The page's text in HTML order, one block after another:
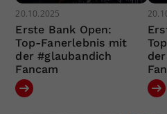
20.10.2025
Erste Bank Open:
Top-Fanerlebnis mit
der #glaubandich
Fancam